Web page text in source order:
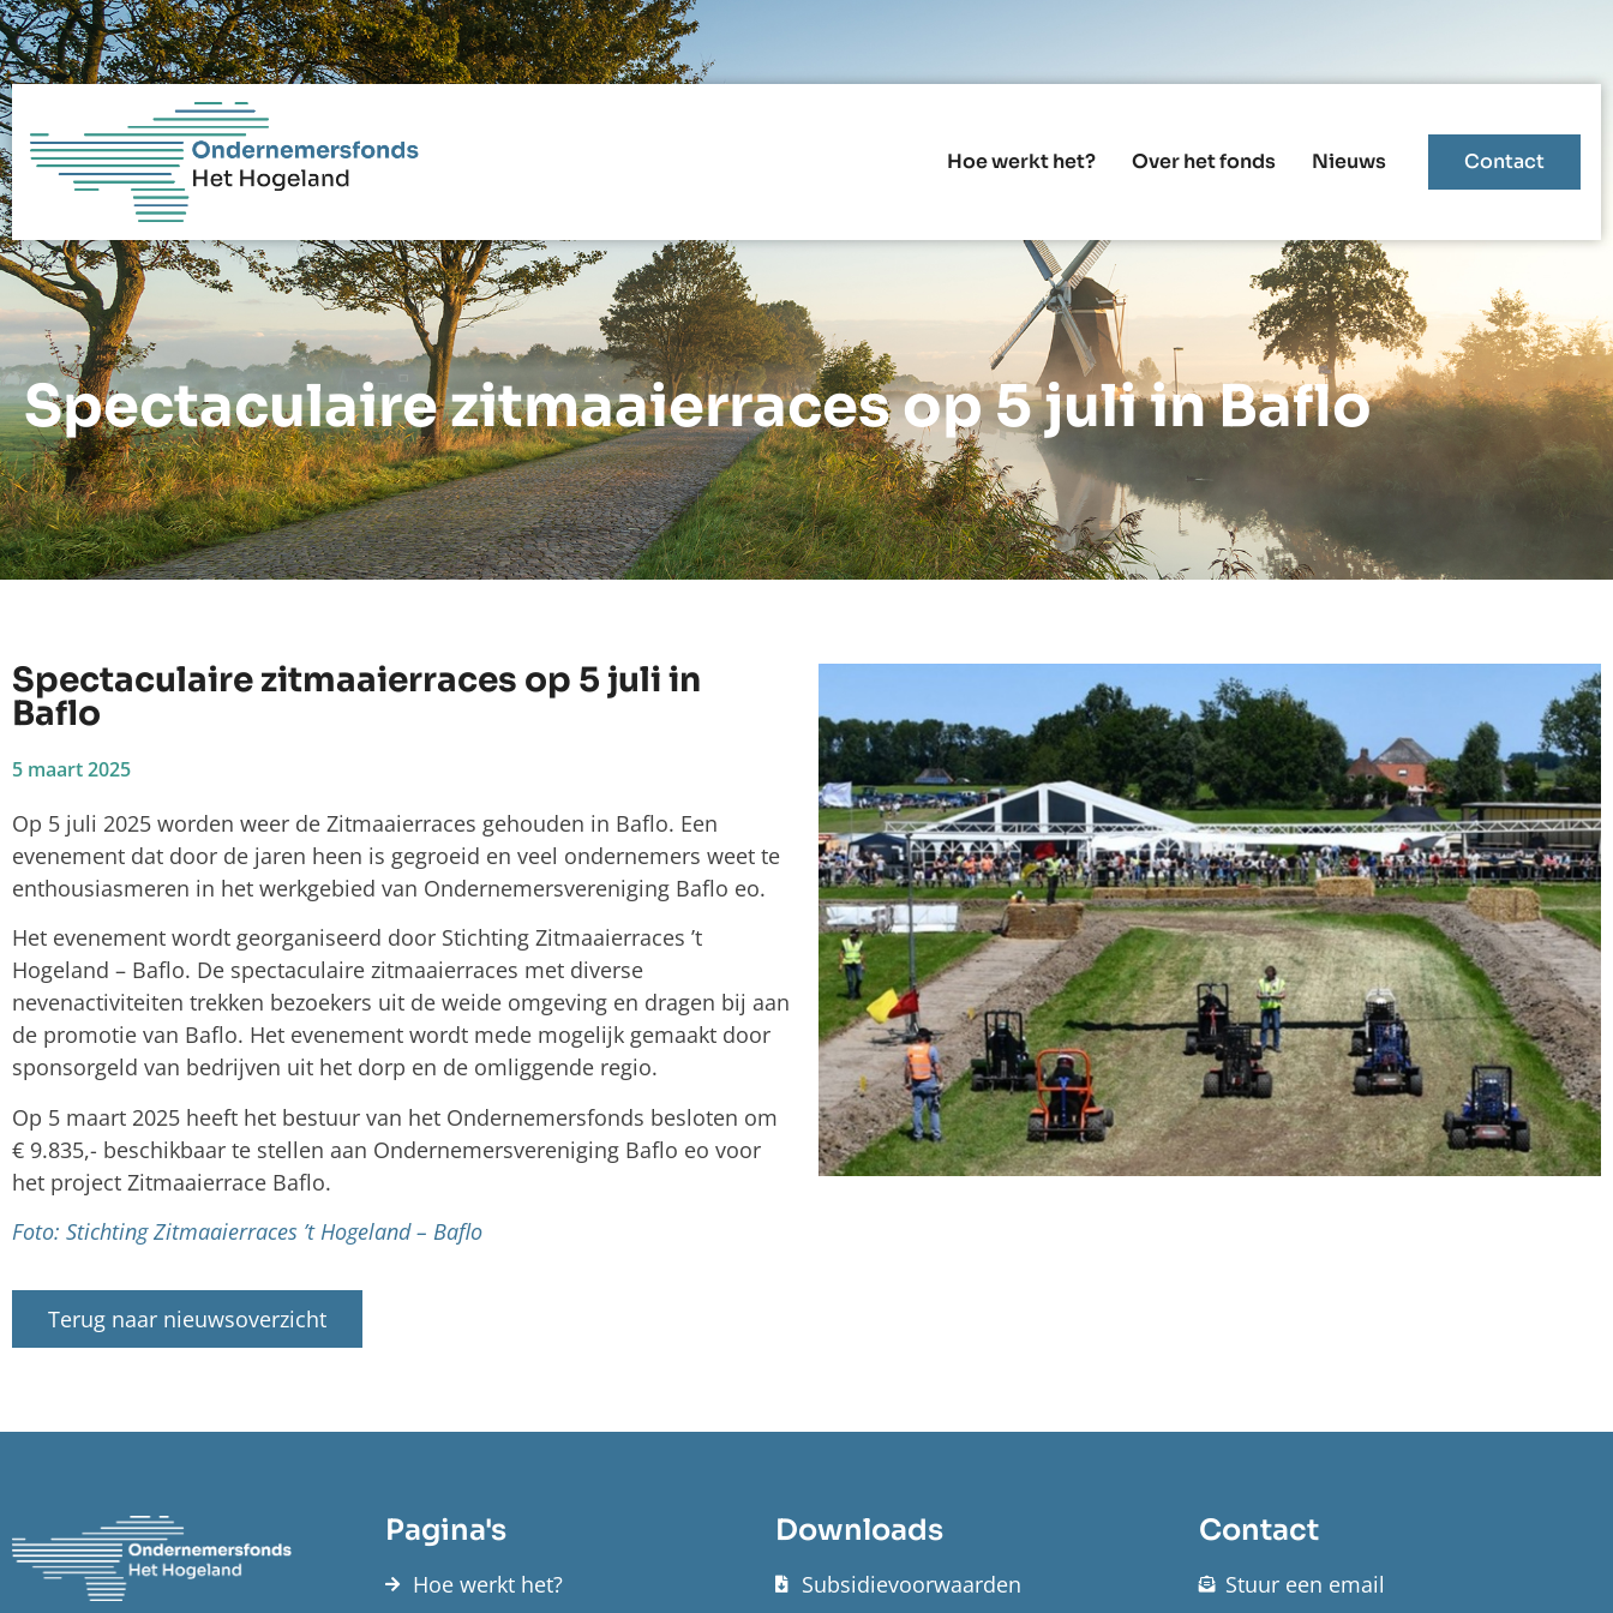
Hoe werkt het? Over het fonds Nieuws Contact
Spectaculaire zitmaaierraces op 5 juli in Baflo
Spectaculaire zitmaaierraces op 5 juli in
Baflo
5 maart 2025
Op 5 juli 2025 worden weer de Zitmaaierraces gehouden in Baflo. Een
evenement dat door de jaren heen is gegroeid en veel ondernemers weet te
enthousiasmeren in het werkgebied van Ondernemersvereniging Baflo eo.
Het evenement wordt georganiseerd door Stichting Zitmaaierraces ’t
Hogeland – Baflo. De spectaculaire zitmaaierraces met diverse
nevenactiviteiten trekken bezoekers uit de weide omgeving en dragen bij aan
de promotie van Baflo. Het evenement wordt mede mogelijk gemaakt door
sponsorgeld van bedrijven uit het dorp en de omliggende regio.
Op 5 maart 2025 heeft het bestuur van het Ondernemersfonds besloten om
€ 9.835,- beschikbaar te stellen aan Ondernemersvereniging Baflo eo voor
het project Zitmaaierrace Baflo.
Foto: Stichting Zitmaaierraces ’t Hogeland – Baflo
Terug naar nieuwsoverzicht
Pagina's
Hoe werkt het?
Downloads
Subsidievoorwaarden
Contact
Stuur een email